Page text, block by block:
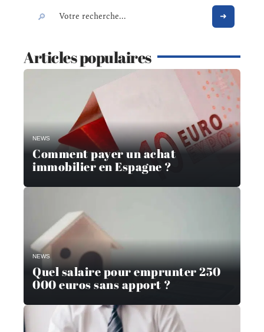
Articles populaires
NEWS
Comment payer un achat
immobilier en Espagne ?
NEWS
Quel salaire pour emprunter 250
000 euros sans apport ?